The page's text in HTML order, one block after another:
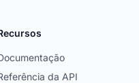
da API